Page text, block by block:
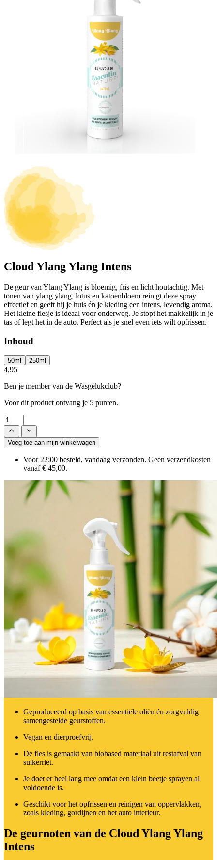
Cloud Ylang Ylang Intens
De geur van Ylang Ylang is bloemig, fris en licht houtachtig. Met
tonen van ylang ylang, lotus en katoenbloem reinigt deze spray
effectief en geeft hij je huis én je kleding een intens, levendig aroma.
Het kleine flesje is ideaal voor onderweg. Je stopt het makkelijk in je
tas of legt het in de auto. Perfect als je snel even iets wilt opfrissen.
Inhoud
50ml 250ml
4,95
Ben je member van de Wasgelukclub?
Voor dit product ontvang je 5 punten.
Voeg toe aan mijn winkelwagen
Voor 22:00 besteld, vandaag verzonden. Geen verzendkosten
vanaf € 45,00.
Geproduceerd op basis van essentiële oliën én zorgvuldig
samengestelde geurstoffen.
Vegan en dierproefvrij.
De fles is gemaakt van biobased materiaal uit restafval van
suikerriet.
Je doet er heel lang mee omdat een klein beetje sprayen al
voldoende is.
Geschikt voor het opfrissen en reinigen van oppervlakken,
zoals kleding, gordijnen en het auto interieur.
De geurnoten van de Cloud Ylang Ylang
Intens